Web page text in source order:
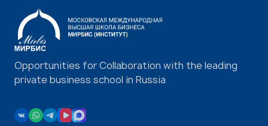
Opportunities for Collaboration with the leading
private business school in Russia